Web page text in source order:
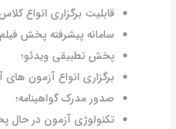
قابلیت برگزاری انواع
سامانه پیشرفته پخش
پخش تطبیقی ویدئو؛
برگزاری انواع آزمون های
صدور مدرک گواهینامه؛
تکنولوژی آزمون در حال